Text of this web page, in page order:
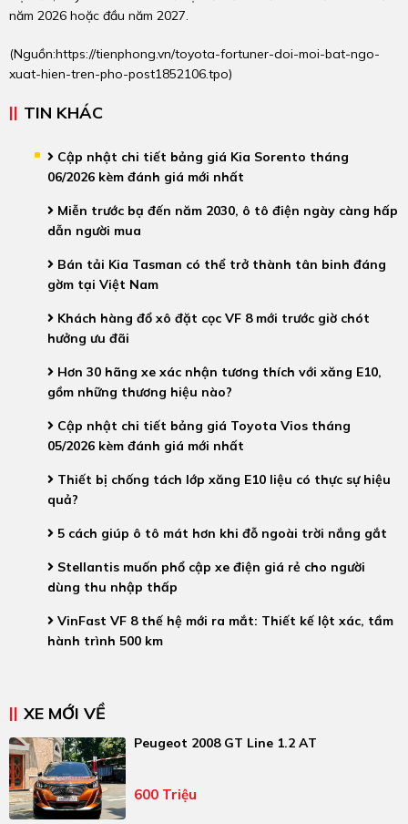
năm 2026 hoặc đầu năm 2027.
(Nguồn:https://tienphong.vn/toyota-fortuner-doi-moi-bat-ngo-
xuat-hien-tren-pho-post1852106.tpo)
TIN KHÁC
Cập nhật chi tiết bảng giá Kia Sorento tháng
06/2026 kèm đánh giá mới nhất
Miễn trước bạ đến năm 2030, ô tô điện ngày càng hấp
dẫn người mua
Bán tải Kia Tasman có thể trở thành tân binh đáng
gờm tại Việt Nam
Khách hàng đổ xô đặt cọc VF 8 mới trước giờ chót
hưởng ưu đãi
Hơn 30 hãng xe xác nhận tương thích với xăng E10,
gồm những thương hiệu nào?
Cập nhật chi tiết bảng giá Toyota Vios tháng
05/2026 kèm đánh giá mới nhất
Thiết bị chống tách lớp xăng E10 liệu có thực sự hiệu
quả?
5 cách giúp ô tô mát hơn khi đỗ ngoài trời nắng gắt
Stellantis muốn phổ cập xe điện giá rẻ cho người
dùng thu nhập thấp
VinFast VF 8 thế hệ mới ra mắt: Thiết kế lột xác, tầm
hành trình 500 km
XE MỚI VỀ
Peugeot 2008 GT Line 1.2 AT
600 Triệu